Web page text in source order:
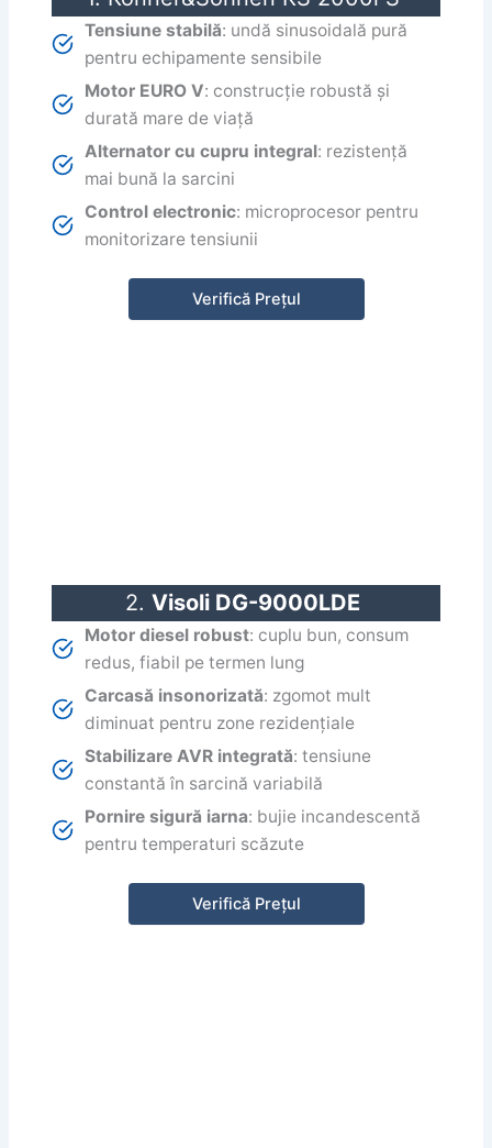
Tensiune stabilă: undă sinusoidală pură
pentru echipamente sensibile
Motor EURO V: construcție robustă și
durată mare de viață
Alternator cu cupru integral: rezistență
mai bună la sarcini
Control electronic: microprocesor pentru
monitorizare tensiunii
Verifică Prețul
2. Visoli DG-9000LDE
Motor diesel robust: cuplu bun, consum
redus, fiabil pe termen lung
Carcasă insonorizată: zgomot mult
diminuat pentru zone rezidențiale
Stabilizare AVR integrată: tensiune
constantă în sarcină variabilă
Pornire sigură iarna: bujie incandescentă
pentru temperaturi scăzute
Verifică Prețul